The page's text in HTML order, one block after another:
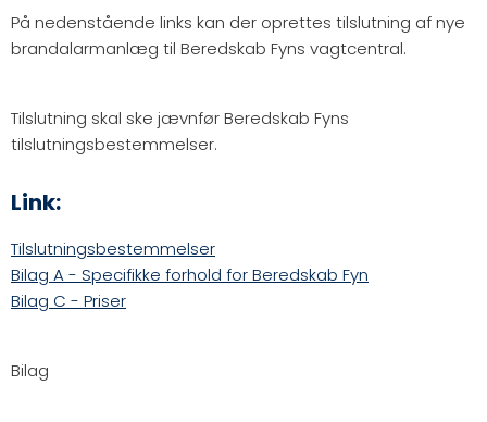
På nedenstående links kan der oprettes tilslutning af nye
brandalarmanlæg til Beredskab Fyns vagtcentral.
Tilslutning skal ske jævnfør Beredskab Fyns
tilslutningsbestemmelser.
Link:
Tilslutningsbestemmelser
Bilag A - Specifikke forhold for Beredskab Fyn
Bilag C - Priser
Bilag